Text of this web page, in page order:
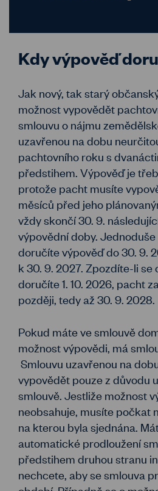
Kdy výpověď
Jak nový, tak starý
možnost vypovědět
smlouvu o nájmu
uzavřenou na dobu
pachtovního roku s
předstihem. Výpověď je
protože pacht musíte
měsíců před jeho
vždy skončí 30. 9.
výpovědní doby.
doručíte výpověď do 30. 9.
k 30. 9. 2027. Zpozdíte-li se
doručíte 1. 10. 2026, pacht
později, tedy až 30. 9. 2028.
Pokud máte ve smlouvě
možnost výpovědi, má
Smlouvu uzavřenou na
vypovědět pouze z důvodu
smlouvě. Jestliže možnost
neobsahuje, musíte počkat
na kterou byla sjednána.
automatické prodloužení
předstihem druhou stranu
nechcete, aby se smlouva